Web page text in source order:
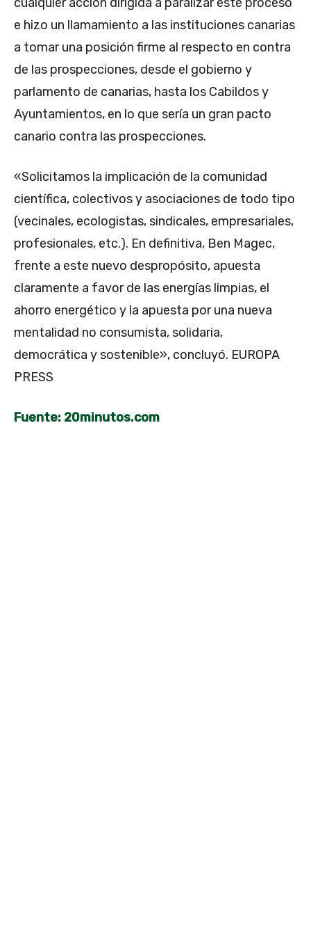
e hizo un llamamiento a las instituciones canarias
a tomar una posición firme al respecto en contra
de las prospecciones, desde el gobierno y
parlamento de canarias, hasta los Cabildos y
Ayuntamientos, en lo que sería un gran pacto
canario contra las prospecciones.
«Solicitamos la implicación de la comunidad
científica, colectivos y asociaciones de todo tipo
(vecinales, ecologistas, sindicales, empresariales,
profesionales, etc.). En definitiva, Ben Magec,
frente a este nuevo despropósito, apuesta
claramente a favor de las energías limpias, el
ahorro energético y la apuesta por una nueva
mentalidad no consumista, solidaria,
democrática y sostenible», concluyó. EUROPA
PRESS
Fuente: 20minutos.com